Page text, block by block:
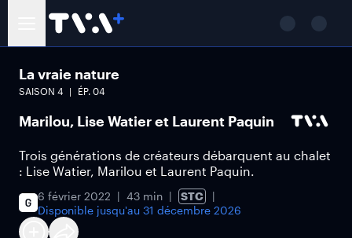
La vraie nature
SAISON 4 ÉP. 04
Marilou, Lise Watier et Laurent Paquin
Trois générations de créateurs débarquent au chalet
: Lise Watier, Marilou et Laurent Paquin.
6 février 2022 43 min
STC
Disponible jusqu'au 31 décembre 2026